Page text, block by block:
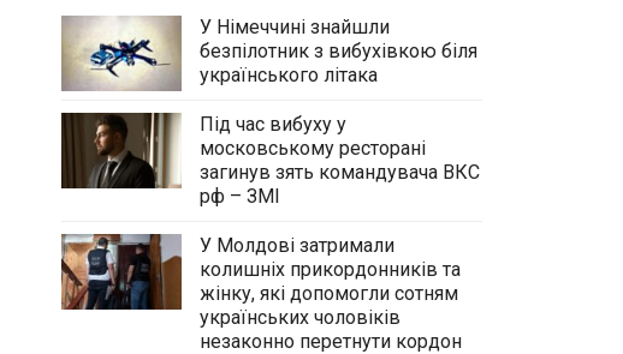
У Німеччині знайшли
безпілотник з вибухівкою біля
українського літака
Під час вибуху у
московському ресторані
загинув зять командувача ВКС
рф – ЗМІ
У Молдові затримали
колишніх прикордонників та
жінку, які допомогли сотням
українських чоловіків
незаконно перетнути кордон